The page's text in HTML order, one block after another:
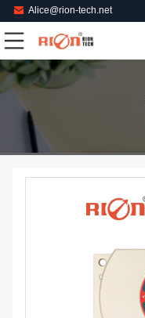
Alice@rion-tech.net